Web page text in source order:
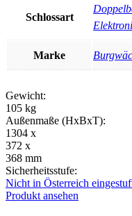
Schlossart
Marke
Gewicht:
105 kg
Außenmaße (HxBxT):
1304 x
372 x
368 mm
Sicherheitsstufe:
Nicht in Österreich
Produkt ansehen